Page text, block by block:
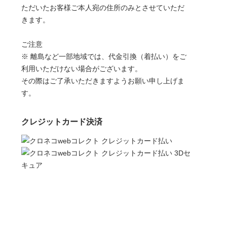
ただいたお客様ご本人宛の住所のみとさせていただ
きます。
ご注意
※ 離島など一部地域では、代金引換（着払い）をご
利用いただけない場合がございます。
その際はご了承いただきますようお願い申し上げま
す。
クレジットカード決済